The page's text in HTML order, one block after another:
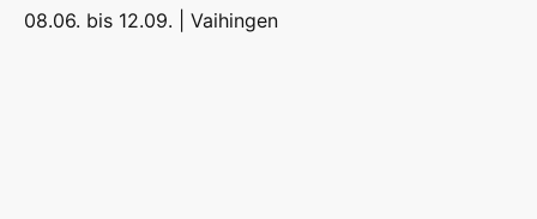
08.06. bis 12.09. | Vaihingen